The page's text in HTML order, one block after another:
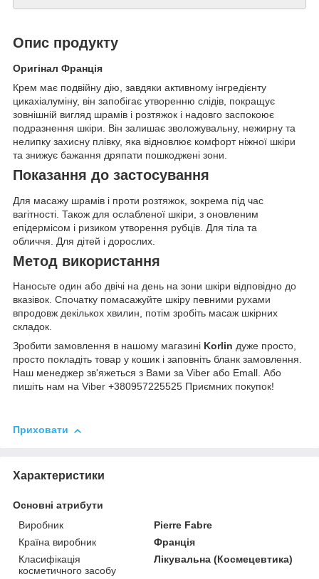
Опис продукту
Оригінал Франція
Крем має подвійну дію, завдяки активному інгредієнту
цикахіалуміну, він запобігає утворенню слідів, покращує
зовнішній вигляд шрамів і розтяжок і надовго заспокоює
подразнення шкіри. Він залишає зволожувальну, нежирну та
нелипку захисну плівку, яка відновлює комфорт ніжної шкіри
та знижує бажання дряпати пошкоджені зони.
Показання до застосування
Для масажу шрамів і проти розтяжок, зокрема під час
вагітності. Також для ослабленої шкіри, з оновленим
епідермісом і ризиком утворення рубців. Для тіла та
обличчя. Для дітей і дорослих.
Метод використання
Наносьте один або двічі на день на зони шкіри відповідно до
вказівок. Спочатку помасажуйте шкіру певними рухами
впродовж декількох хвилин, потім зробіть масаж шкірних
складок.
Зробити замовлення в нашому магазині Korlin дуже просто,
просто покладіть товар у кошик і заповніть бланк замовлення.
Наш менеджер зв'яжеться з Вами за Viber або Emall. Або
пишіть нам на Viber +380957225525 Приємних покупок!
Приховати
Характеристики
Основні атрибути
Виробник
Pierre Fabre
Країна виробник
Франція
Класифікація
косметичного засобу
Лікувальна (Космецевтика)